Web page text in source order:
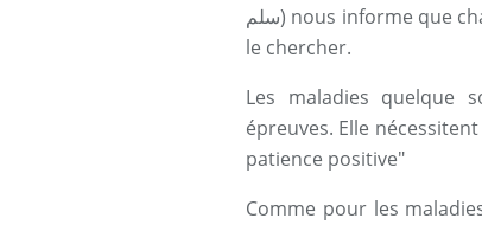
سلم) nous informe que chaque maladie a un remède et il nous incite à aller
le chercher.
Les maladies quelque
épreuves. Elle
patience positive"
Comme pour les